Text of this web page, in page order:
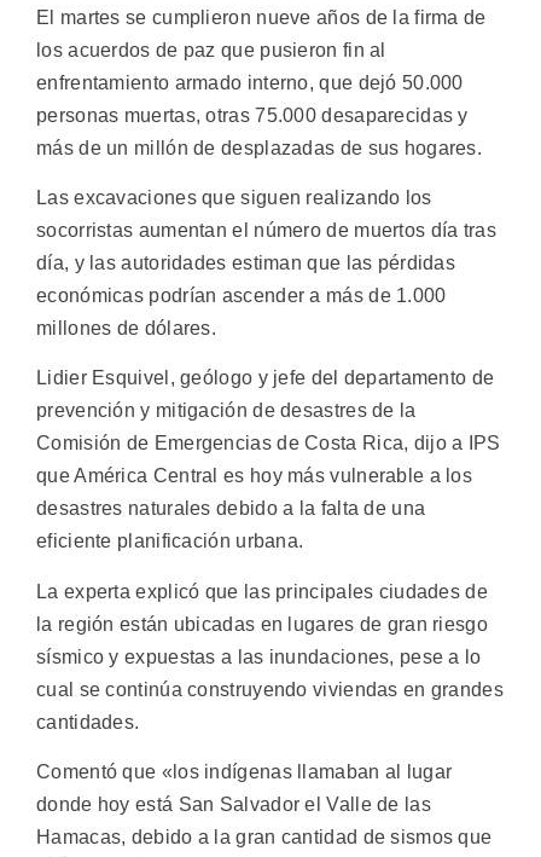
El martes se cumplieron nueve años de la firma de
los acuerdos de paz que pusieron fin al
enfrentamiento armado interno, que dejó 50.000
personas muertas, otras 75.000 desaparecidas y
más de un millón de desplazadas de sus hogares.
Las excavaciones que siguen realizando los
socorristas aumentan el número de muertos día tras
día, y las autoridades estiman que las pérdidas
económicas podrían ascender a más de 1.000
millones de dólares.
Lidier Esquivel, geólogo y jefe del departamento de
prevención y mitigación de desastres de la
Comisión de Emergencias de Costa Rica, dijo a IPS
que América Central es hoy más vulnerable a los
desastres naturales debido a la falta de una
eficiente planificación urbana.
La experta explicó que las principales ciudades de
la región están ubicadas en lugares de gran riesgo
sísmico y expuestas a las inundaciones, pese a lo
cual se continúa construyendo viviendas en grandes
cantidades.
Comentó que «los indígenas llamaban al lugar
donde hoy está San Salvador el Valle de las
Hamacas, debido a la gran cantidad de sismos que